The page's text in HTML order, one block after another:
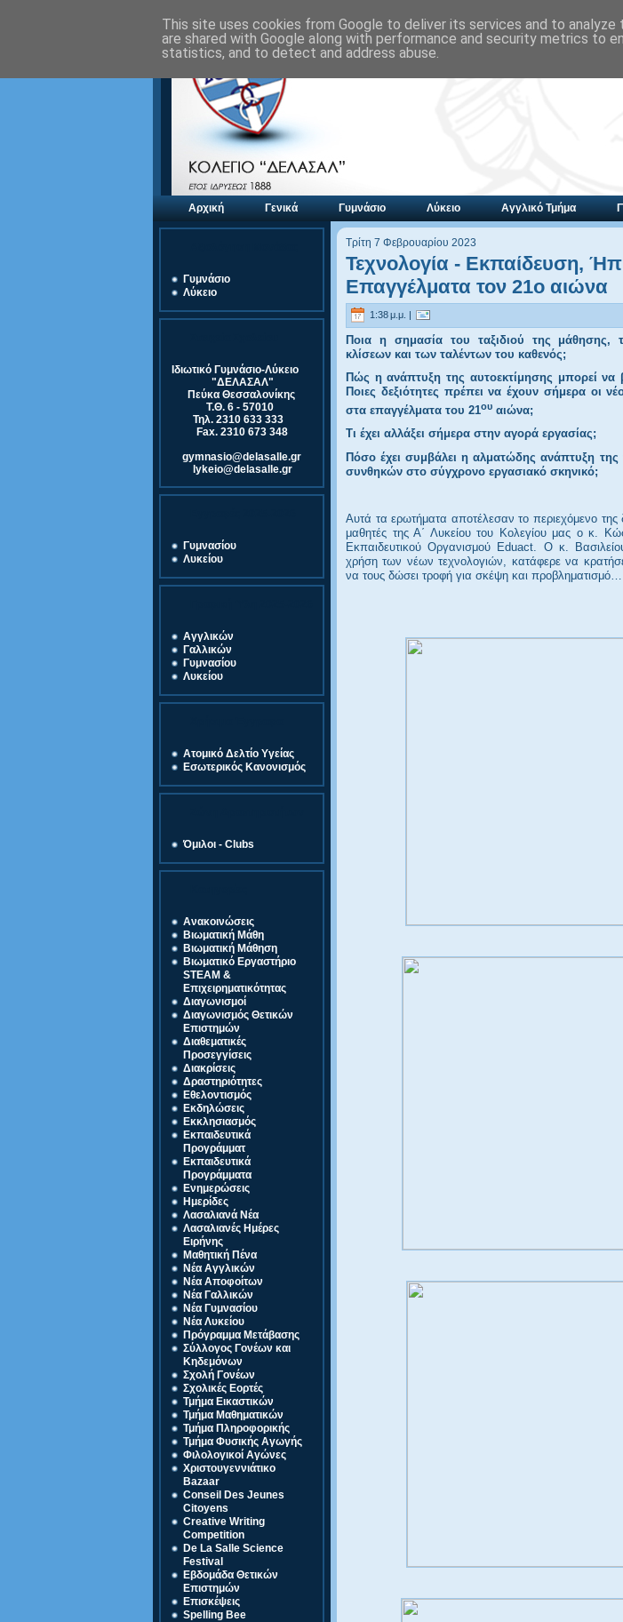
Αρχική Γενικά Γυμνάσιο Λύκειο Αγγλικό Τμήμα
Γυμνάσιο
Λύκειο
Ιδιωτικό Γυμνάσιο-Λύκειο
"ΔΕΛΑΣΑΛ"
Πεύκα Θεσσαλονίκης
Τ.Θ. 6 - 57010
Τηλ. 2310 633 333
Fax. 2310 673 348
gymnasio@delasalle.gr
lykeio@delasalle.gr
Γυμνασίου
Λυκείου
Αγγλικών
Γαλλικών
Γυμνασίου
Λυκείου
Ατομικό Δελτίο Υγείας
Εσωτερικός Κανονισμός
Όμιλοι - Clubs
Ανακοινώσεις
Βιωματική Μάθη
Βιωματική Μάθηση
Βιωματικό Εργαστήριο
STEAM &
Επιχειρηματικότητας
Διαγωνισμοί
Διαγωνισμός Θετικών
Επιστημών
Διαθεματικές
Προσεγγίσεις
Διακρίσεις
Δραστηριότητες
Εθελοντισμός
Εκδηλώσεις
Εκκλησιασμός
Εκπαιδευτικά
Προγράμματ
Εκπαιδευτικά
Προγράμματα
Ενημερώσεις
Ημερίδες
Λασαλιανά Νέα
Λασαλιανές Ημέρες
Ειρήνης
Μαθητική Πένα
Νέα Αγγλικών
Νέα Αποφοίτων
Νέα Γαλλικών
Νέα Γυμνασίου
Νέα Λυκείου
Πρόγραμμα Μετάβασης
Σύλλογος Γονέων και
Κηδεμόνων
Σχολή Γονέων
Σχολικές Εορτές
Τμήμα Εικαστικών
Τμήμα Μαθηματικών
Τμήμα Πληροφορικής
Τμήμα Φυσικής Αγωγής
Φιλολογικοί Αγώνες
Χριστουγεννιάτικο
Bazaar
Conseil Des Jeunes
Citoyens
Creative Writing
Competition
De La Salle Science
Festival
Eβδομάδα Θετικών
Επιστημών
Eπισκέψεις
Spelling Bee
Τρίτη 7 Φεβρουαρίου 2023
Τεχνολογία - Εκπαίδευση,
Επαγγέλματα τον 21ο αιώνα
1:38 μ.μ. |
Ποια η σημασία του ταξιδιού της μάθησης,
κλίσεων και των ταλέντων του καθενός;
Πώς η ανάπτυξη της αυτοεκτίμησης μπορεί να
Ποιες δεξιότητες πρέπει να έχουν σήμερα οι
στα επαγγέλματα του 21ου αιώνα;
Τι έχει αλλάξει σήμερα στην αγορά εργασίας;
Πόσο έχει συμβάλει η αλματώδης ανάπτυξη
συνθηκών στο σύγχρονο εργασιακό σκηνικό;
Αυτά τα ερωτήματα αποτέλεσαν το περιεχόμενο της
μαθητές της Α΄ Λυκείου του Κολεγίου μας ο κ.
Εκπαιδευτικού Οργανισμού Eduact. Ο κ.
χρήση των νέων τεχνολογιών, κατάφερε να
να τους δώσει τροφή για σκέψη και προβληματισμό…
This site uses cookies from Google to deliver its services and to analyze
are shared with Google along with performance and security metrics to
statistics, and to detect and address abuse.